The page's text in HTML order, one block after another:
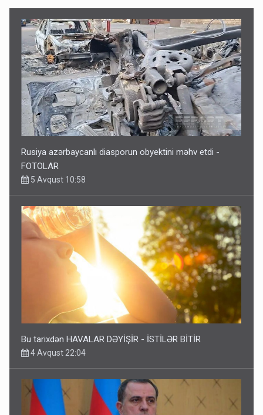
Rusiya azərbaycanlı diasporun obyektini məhv etdi -
FOTOLAR
5 Avqust 10:58
Bu tarixdən HAVALAR DƏYİŞİR - İSTİLƏR BİTİR
4 Avqust 22:04